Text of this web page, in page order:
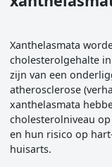
Xanthelasmata
cholesterolgehalte
zijn van een
atherosclerose
xanthelasmata
cholesterolniveau
en hun risico op
huisarts.